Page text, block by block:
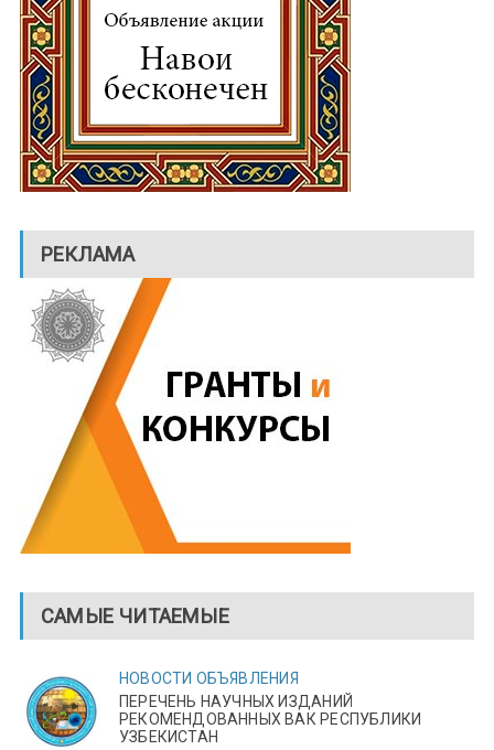
РЕКЛАМА
САМЫЕ ЧИТАЕМЫЕ
НОВОСТИ ОБЪЯВЛЕНИЯ
ПЕРЕЧЕНЬ НАУЧНЫХ ИЗДАНИЙ
РЕКОМЕНДОВАННЫХ ВАК РЕСПУБЛИКИ
УЗБЕКИСТАН